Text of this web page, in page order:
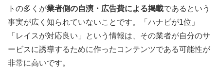
トの多くが業者側の自演・広告費による掲載であるという
事実が広く知られていないことです。「ハナビが1位」
「レイスが対応良い」という情報は、その業者が自分のサ
ービスに誘導するために作ったコンテンツである可能性が
非常に高いです。